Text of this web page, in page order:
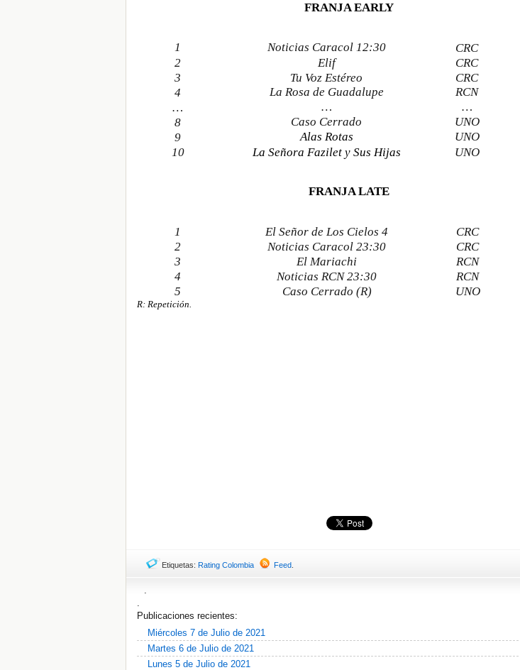
FRANJA EARLY
1 Noticias Caracol 12:30 CRC
2
Elif CRC
3
Tu Voz Estéreo CRC
4
La Rosa de Guadalupe RCN
…
… …
8
Caso Cerrado UNO
9
Alas Rotas UNO
10
La Señora Fazilet y Sus Hijas UNO
FRANJA LATE
1 El Señor de Los Cielos 4 CRC
2
Noticias Caracol 23:30 CRC
3
El Mariachi RCN
4
Noticias RCN 23:30 RCN
5
Caso Cerrado (R) UNO
R: Repetición.
Etiquetas: Rating Colombia Feed
.
.
Publicaciones recientes:
Miércoles 7 de Julio de 2021
Martes 6 de Julio de 2021
Lunes 5 de Julio de 2021